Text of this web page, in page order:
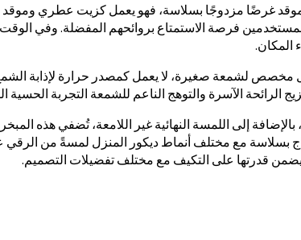
الموقد غرضًا مزدوجًا بسلاسة، فهو يعمل كزيت عطري
فرصة الاستمتاع بروائحهم المفضلة. وفي
المكان.
مخصص لشمعة صغيرة، لا يعمل كمصدر حرارة لإذابة
الآسرة والتوهج الناعم للشمعة التجربة الحسية
بالإضافة إلى اللمسة النهائية غير اللامعة، تُضفي هذه
بسلاسة مع مختلف أنماط ديكور المنزل لمسةً من الرقي
قدرتها على التكيف مع مختلف تفضيلات التصميم.